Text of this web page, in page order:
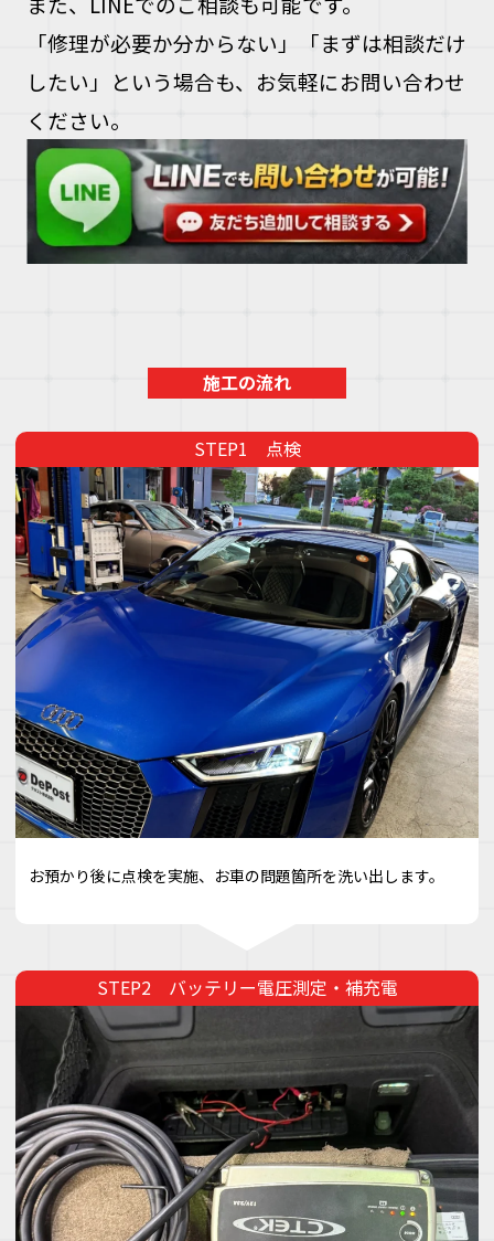
「修理が必要か分からない」「まずは相談だけ
したい」という場合も、お気軽にお問い合わせ
ください。
施工の流れ
点検
お預かり後に点検を実施、お車の問題箇所を洗い出します。
バッテリー電圧測定・補充電